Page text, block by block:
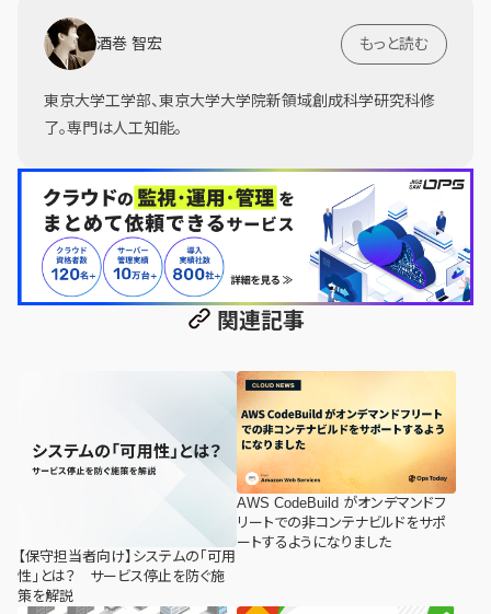
酒巻 智宏 もっと読む
東京大学工学部、東京大学大学院新領域創成科学研究科修
了。専門は人工知能。
関連記事
【保守担当者向け】システムの「可用
性」とは？ サービス停止を防ぐ施
策を解説
AWS CodeBuild がオンデマンドフ
リートでの非コンテナビルドをサポ
ートするようになりました